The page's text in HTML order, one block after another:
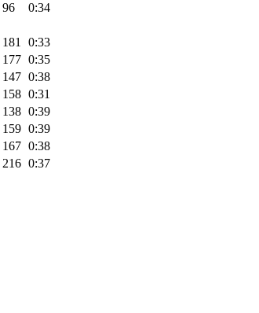
96
0:34
181
0:33
177 0:35
147 0:38
158 0:31
138 0:39
159 0:39
167 0:38
216 0:37